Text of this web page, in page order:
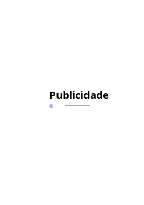
Publicidade